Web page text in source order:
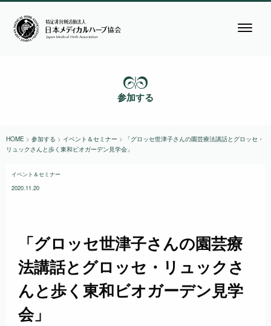
参加する
HOME > 参加する > イベント＆セミナー >
「グロッセ世津子さんの園芸療法講話とグロッセ・
リュックさんと歩く東和ビオガーデン見学会」
イベント＆セミナー
2020.11.20
「グロッセ世津子さんの園芸療
法講話とグロッセ・リュックさ
んと歩く東和ビオガーデン見学
会」